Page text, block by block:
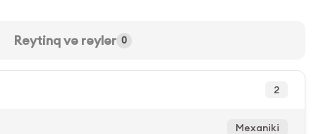
Reytinq və rəylər 0
2
Mexaniki